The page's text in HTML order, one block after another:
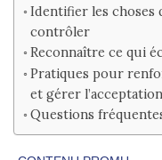
Identifier les choses
contrôler
Reconnaître ce qui
Pratiques pour
et gérer l’acceptation
Questions